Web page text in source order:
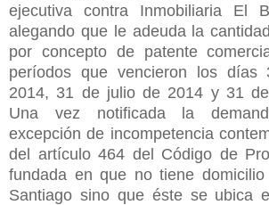
ejecutiva contra Inmobiliaria El
alegando que le adeuda la
por concepto de patente
períodos que vencieron los
2014, 31 de julio de 2014 y 31
Una vez notificada la
excepción de incompetencia
del artículo 464 del Código de
fundada en que no tiene
Santiago sino que éste se ubica